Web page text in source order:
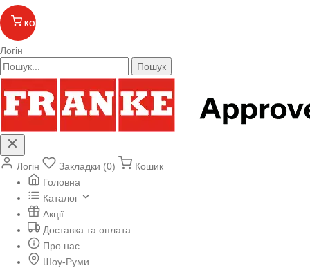
КОШИК
Логін
Пошук
Логін Закладки (0)
Кошик
Головна
Каталог
Акції
Доставка та оплата
Про нас
Шоу-Руми